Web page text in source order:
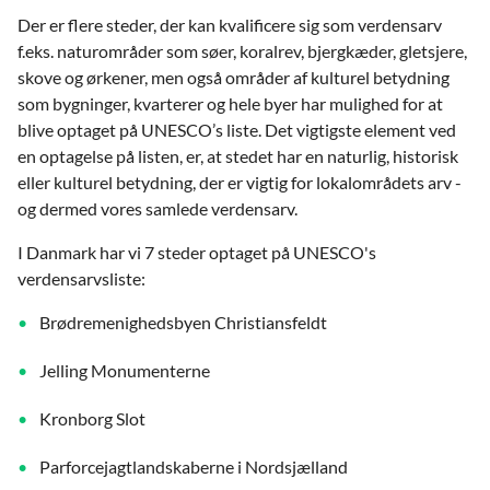
Der er flere steder, der kan kvalificere sig som verdensarv
f.eks. naturområder som søer, koralrev, bjergkæder, gletsjere,
skove og ørkener, men også områder af kulturel betydning
som bygninger, kvarterer og hele byer har mulighed for at
blive optaget på UNESCO’s liste. Det vigtigste element ved
en optagelse på listen, er, at stedet har en naturlig, historisk
eller kulturel betydning, der er vigtig for lokalområdets arv -
og dermed vores samlede verdensarv.
I Danmark har vi 7 steder optaget på UNESCO's
verdensarvsliste:
Brødremenighedsbyen Christiansfeldt
Jelling Monumenterne
Kronborg Slot
Parforcejagtlandskaberne i Nordsjælland